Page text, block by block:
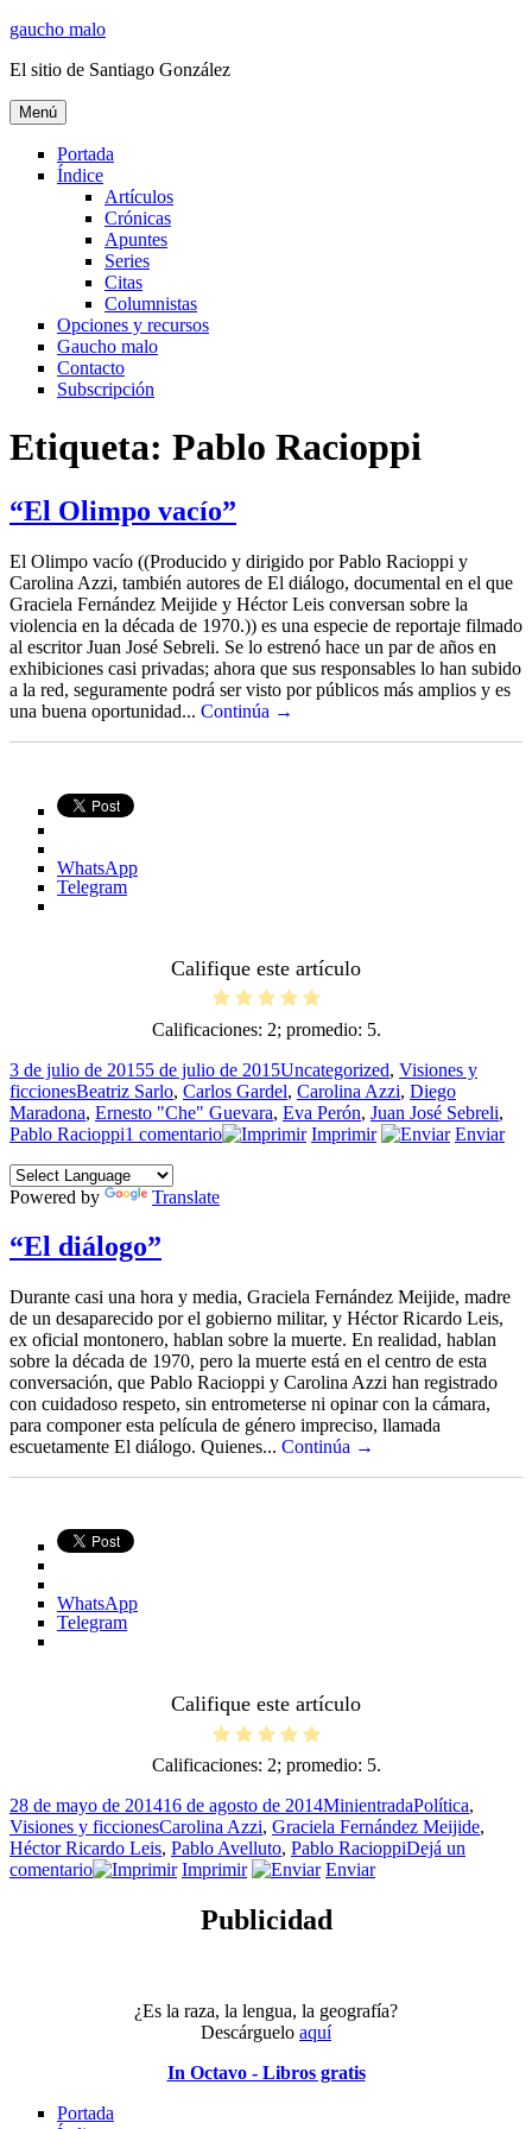
Ir
contenido
gaucho malo
El sitio de Santiago González
Menú
Portada
Índice
Artículos
Crónicas
Apuntes
Series
Citas
Columnistas
Opciones y recursos
Gaucho malo
Contacto
Subscripción
Etiqueta: Pablo Racioppi
“El Olimpo vacío”
El Olimpo vacío ((Producido y dirigido por Pablo Racioppi y
Carolina Azzi, también autores de El diálogo, documental en el que
Graciela Fernández Meijide y Héctor Leis conversan sobre la
violencia en la década de 1970.)) es una especie de reportaje filmado
al escritor Juan José Sebreli. Se lo estrenó hace un par de años en
exhibiciones casi privadas; ahora que sus responsables lo han subido
a la red, seguramente podrá ser visto por públicos más amplios y es
una buena oportunidad... Continúa →
WhatsApp
Telegram
Califique este artículo
Calificaciones: 2; promedio: 5.
Publicado
el
3 de julio de 20155 de julio de 2015Categorías
Uncategorized, Visiones y
ficcionesEtiquetas
Beatriz Sarlo, Carlos Gardel, Carolina Azzi, Diego
Maradona, Ernesto "Che" Guevara, Eva Perón, Juan José Sebreli,
Pablo Racioppi1 comentarioen
Imprimir Enviar
Powered by Translate
“El diálogo”
Durante casi una hora y media, Graciela Fernández Meijide, madre
de un desaparecido por el gobierno militar, y Héctor Ricardo Leis,
ex oficial montonero, hablan sobre la muerte. En realidad, hablan
sobre la década de 1970, pero la muerte está en el centro de esta
conversación, que Pablo Racioppi y Carolina Azzi han registrado
con cuidadoso respeto, sin entrometerse ni opinar con la cámara,
para componer esta película de género impreciso, llamada
escuetamente El diálogo. Quienes... Continúa →
WhatsApp
Telegram
Califique este artículo
Calificaciones: 2; promedio: 5.
Publicado
el
28 de mayo de 201416 de agosto de 2014Formato
MinientradaCategorías
Política,
Visiones y ficcionesEtiquetas
Carolina Azzi, Graciela Fernández Meijide,
Héctor Ricardo Leis, Pablo Avelluto, Pablo RacioppiDejá un
comentarioen
Imprimir Enviar
Publicidad
¿Es la raza, la lengua, la geografía?
Descárguelo aquí
In Octavo - Libros gratis
Portada